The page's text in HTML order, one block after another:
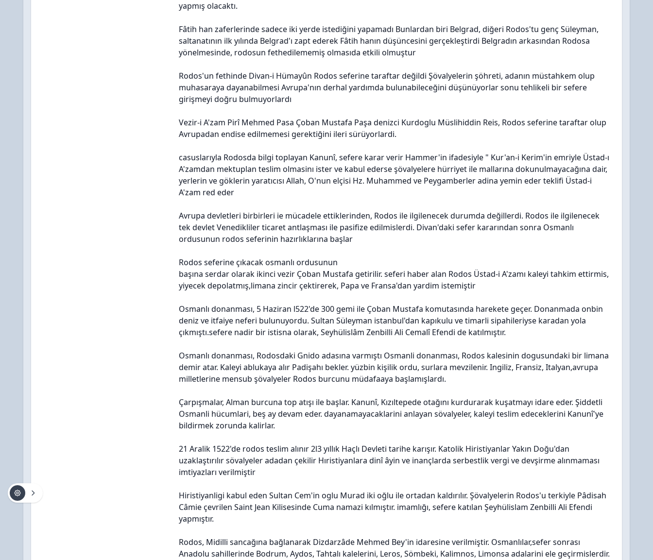
yapmış olacaktı.
Fâtih han zaferlerinde sadece iki yerde istediğini yapamadı Bunlardan biri Belgrad, diğeri Rodos'tu genç Süleyman,
saltanatının ilk yılında Belgrad'ı zapt ederek Fâtih hanın düşüncesini gerçekleştirdi Belgradın arkasından Rodosa
yönelmesinde, rodosun fethedilememiş olmasıda etkili olmuştur
Rodos'un fethinde Divan-i Hümayûn Rodos seferine taraftar değildi Şövalyelerin şöhreti, adanın müstahkem olup
muhasaraya dayanabilmesi Avrupa'nın derhal yardımda bulunabileceğini düşünüyorlar sonu tehlikeli bir sefere
girişmeyi doğru bulmuyorlardı
Vezir-i A'zam Pirî Mehmed Pasa Çoban Mustafa Paşa denizci Kurdoglu Müslihiddin Reis, Rodos seferine taraftar olup
Avrupadan endise edilmemesi gerektiğini ileri sürüyorlardi.
casuslarıyla Rodosda bilgi toplayan Kanunî, sefere karar verir Hammer'in ifadesiyle " Kur'an-i Kerim'in emriyle Üstad-ı
A'zamdan mektuplan teslim olmasinı ister ve kabul ederse şövalyelere hürriyet ile mallarına dokunulmayacağına dair,
yerlerin ve göklerin yaratıcısı Allah, O'nun elçisi Hz. Muhammed ve Peygamberler adina yemin eder teklifi Üstad-i
A'zam red eder
Avrupa devletleri birbirleri ie mücadele ettiklerinden, Rodos ile ilgilenecek durumda değillerdi. Rodos ile ilgilenecek
tek devlet Venedikliler ticaret antlaşması ile pasifize edilmislerdi. Divan'daki sefer kararından sonra Osmanlı
ordusunun rodos seferinin hazırlıklarına başlar
Rodos seferine çıkacak osmanlı ordusunun
başına serdar olarak ikinci vezir Çoban Mustafa getirilir. seferi haber alan Rodos Üstad-i A'zamı kaleyi tahkim ettirmis,
yiyecek depolatmış,limana zincir çektirerek, Papa ve Fransa'dan yardim istemiştir
Osmanlı donanması, 5 Haziran l522'de 300 gemi ile Çoban Mustafa komutasında harekete geçer. Donanmada onbin
deniz ve itfaiye neferi bulunuyordu. Sultan Süleyman istanbul'dan kapıkulu ve timarli sipahileriyse karadan yola
çıkmıştı.sefere nadir bir istisna olarak, Seyhülislâm Zenbilli Ali Cemalî Efendi de katılmıştır.
Osmanlı donanması, Rodosdaki Gnido adasına varmıştı Osmanli donanması, Rodos kalesinin dogusundaki bir limana
demir atar. Kaleyi ablukaya alır Padişahı bekler. yüzbin kişilik ordu, surlara mevzilenir. Ingiliz, Fransiz, Italyan,avrupa
milletlerine mensub şövalyeler Rodos burcunu müdafaaya başlamışlardı.
Çarpışmalar, Alman burcuna top atışı ile başlar. Kanunî, Kızıltepede otağını kurdurarak kuşatmayı idare eder. Şiddetli
Osmanli hücumlari, beş ay devam eder. dayanamayacaklarini anlayan sövalyeler, kaleyi teslim edeceklerini Kanunî'ye
bildirmek zorunda kalirlar.
21 Aralik 1522'de rodos teslim alınır 2l3 yıllık Haçlı Devleti tarihe karışır. Katolik Hiristiyanlar Yakın Doğu'dan
uzaklaştırılır sövalyeler adadan çekilir Hıristiyanlara dinî âyin ve inançlarda serbestlik vergi ve devşirme alınmaması
imtiyazları verilmiştir
Hiristiyanligi kabul eden Sultan Cem'in oglu Murad iki oğlu ile ortadan kaldırılır. Şövalyelerin Rodos'u terkiyle Pâdisah
Câmie çevrilen Saint Jean Kilisesinde Cuma namazi kılmıştır. imamlığı, sefere katılan Şeyhülislam Zenbilli Ali Efendi
yapmıştır.
Rodos, Midilli sancağına bağlanarak Dizdarzâde Mehmed Bey'in idaresine verilmiştir. Osmanlılar,sefer sonrası
Anadolu sahillerinde Bodrum, Aydos, Tahtalı kalelerini, Leros, Sömbeki, Kalimnos, Limonsa adalarini ele geçirmislerdir.